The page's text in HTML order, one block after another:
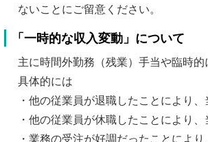
ないことにご留意ください。
「一時的な収入変動」について
主に時間外勤務（残業）手当や臨時的
具体的には
・他の従業員が退職したことにより
・他の従業員が休職したことにより
・業務の受注が好調だったことによ